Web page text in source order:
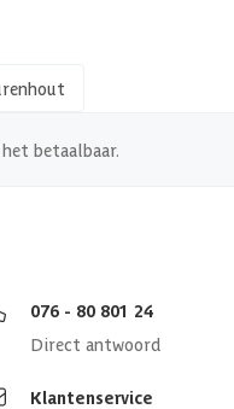
het betaalbaar.
076 - 80 801 24
Direct antwoord
Klantenservice